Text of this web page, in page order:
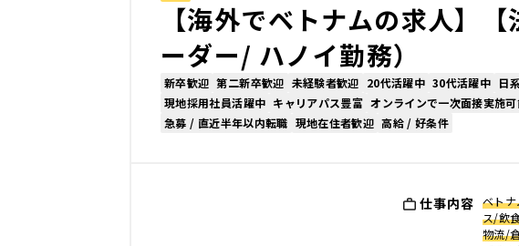
【海外でベトナムの求人】
ーダー/ ハノイ勤務）
新卒歓迎 第二新卒歓迎 未経験者歓迎 20代活躍中 30代活躍中 日
現地採用社員活躍中 キャリアパス豊富 オンラインで一次面接実施
急募 / 直近半年以内転職 現地在住者歓迎 高給 / 好条件
仕事内容 ベト
ス/飲
物流/